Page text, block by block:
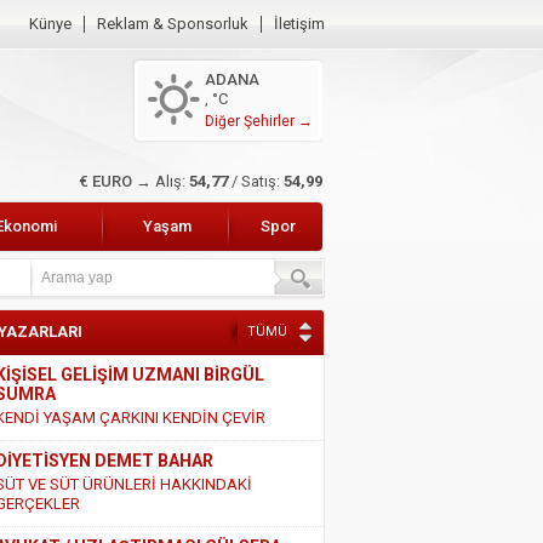
Künye Reklam & Sponsorluk İletişim
ADANA
, °C
Diğer Şehirler →
$ DOLAR → Alış: 47,45/ Satış: 47,65
Yaşam Spor
TÜMÜ
KİŞİSEL GELİŞİM UZMANI BİRGÜL
YAŞAM ÇARKINI KENDİN ÇEVİR
DİYETİSYEN DEMET BAHAR
VE SÜT ÜRÜNLERİ HAKKINDAKİ